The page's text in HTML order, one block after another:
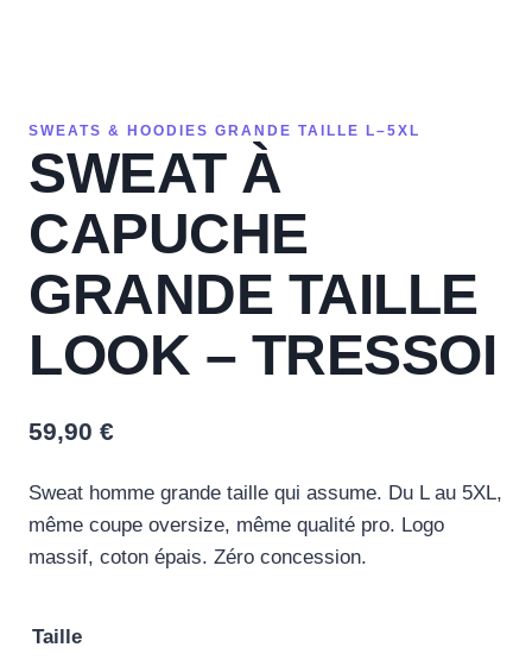
SWEATS & HOODIES GRANDE TAILLE L–5XL
SWEAT À
CAPUCHE
GRANDE TAILLE
LOOK – TRESSOI
59,90 €
Sweat homme grande taille qui assume. Du L au 5XL,
même coupe oversize, même qualité pro. Logo
massif, coton épais. Zéro concession.
Taille